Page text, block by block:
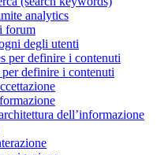
analytics
forum
degli utenti
per definire i contenuti
definire i contenuti
dell’informazione